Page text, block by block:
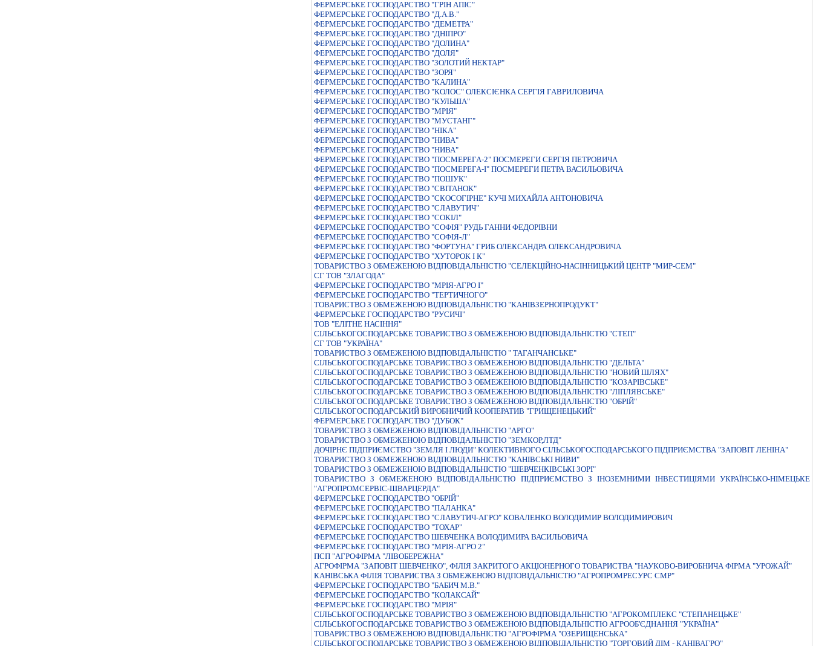
ФЕРМЕРСЬКЕ ГОСПОДАРСТВО "ГРIН АПIС"
ФЕРМЕРСЬКЕ ГОСПОДАРСТВО "Д.А.В."
ФЕРМЕРСЬКЕ ГОСПОДАРСТВО "ДЕМЕТРА"
ФЕРМЕРСЬКЕ ГОСПОДАРСТВО "ДНIПРО"
ФЕРМЕРСЬКЕ ГОСПОДАРСТВО "ДОЛИНА"
ФЕРМЕРСЬКЕ ГОСПОДАРСТВО "ДОЛЯ"
ФЕРМЕРСЬКЕ ГОСПОДАРСТВО "ЗОЛОТИЙ НЕКТАР"
ФЕРМЕРСЬКЕ ГОСПОДАРСТВО "ЗОРЯ"
ФЕРМЕРСЬКЕ ГОСПОДАРСТВО "КАЛИНА"
ФЕРМЕРСЬКЕ ГОСПОДАРСТВО "КОЛОС" ОЛЕКСIЄНКА СЕРГIЯ ГАВРИЛОВИЧА
ФЕРМЕРСЬКЕ ГОСПОДАРСТВО "КУЛЬША"
ФЕРМЕРСЬКЕ ГОСПОДАРСТВО "МРIЯ"
ФЕРМЕРСЬКЕ ГОСПОДАРСТВО "МУСТАНГ"
ФЕРМЕРСЬКЕ ГОСПОДАРСТВО "НIКА"
ФЕРМЕРСЬКЕ ГОСПОДАРСТВО "НИВА"
ФЕРМЕРСЬКЕ ГОСПОДАРСТВО "НИВА"
ФЕРМЕРСЬКЕ ГОСПОДАРСТВО "ПОСМЕРЕГА-2" ПОСМЕРЕГИ СЕРГIЯ ПЕТРОВИЧА
ФЕРМЕРСЬКЕ ГОСПОДАРСТВО "ПОСМЕРЕГА-I" ПОСМЕРЕГИ ПЕТРА ВАСИЛЬОВИЧА
ФЕРМЕРСЬКЕ ГОСПОДАРСТВО "ПОШУК"
ФЕРМЕРСЬКЕ ГОСПОДАРСТВО "СВIТАНОК"
ФЕРМЕРСЬКЕ ГОСПОДАРСТВО "СКОСОГIРНЕ" КУЧI МИХАЙЛА АНТОНОВИЧА
ФЕРМЕРСЬКЕ ГОСПОДАРСТВО "СЛАВУТИЧ"
ФЕРМЕРСЬКЕ ГОСПОДАРСТВО "СОКІЛ"
ФЕРМЕРСЬКЕ ГОСПОДАРСТВО "СОФIЯ" РУДЬ ГАННИ ФЕДОРIВНИ
ФЕРМЕРСЬКЕ ГОСПОДАРСТВО "СОФIЯ-Л"
ФЕРМЕРСЬКЕ ГОСПОДАРСТВО "ФОРТУНА" ГРИБ ОЛЕКСАНДРА ОЛЕКСАНДРОВИЧА
ФЕРМЕРСЬКЕ ГОСПОДАРСТВО "ХУТОРОК І К"
ТОВАРИСТВО З ОБМЕЖЕНОЮ ВІДПОВІДАЛЬНІСТЮ "СЕЛЕКЦІЙНО-НАСІННИЦЬКИЙ ЦЕНТР "МИР-СЕМ"
СГ ТОВ "ЗЛАГОДА"
ФЕРМЕРСЬКЕ ГОСПОДАРСТВО "МРIЯ-АГРО I"
ФЕРМЕРСЬКЕ ГОСПОДАРСТВО "ТЕРТИЧНОГО"
ТОВАРИСТВО З ОБМЕЖЕНОЮ ВIДПОВIДАЛЬНIСТЮ "КАНIВЗЕРНОПРОДУКТ"
ФЕРМЕРСЬКЕ ГОСПОДАРСТВО "РУСИЧI"
ТОВ "ЕЛІТНЕ НАСІННЯ"
СIЛЬСЬКОГОСПОДАРСЬКЕ ТОВАРИСТВО З ОБМЕЖЕНОЮ ВIДПОВIДАЛЬНIСТЮ "СТЕП"
СГ ТОВ "УКРАЇНА"
ТОВАРИСТВО З ОБМЕЖЕНОЮ ВIДПОВIДАЛЬНIСТЮ " ТАГАНЧАНСЬКЕ"
СIЛЬСЬКОГОСПОДАРСЬКЕ ТОВАРИСТВО З ОБМЕЖЕНОЮ ВIДПОВIДАЛЬНIСТЮ "ДЕЛЬТА"
СIЛЬСЬКОГОСПОДАРСЬКЕ ТОВАРИСТВО З ОБМЕЖЕНОЮ ВIДПОВIДАЛЬНIСТЮ "НОВИЙ ШЛЯХ"
СІЛЬСЬКОГОСПОДАРСЬКЕ ТОВАРИСТВО З ОБМЕЖЕНОЮ ВІДПОВІДАЛЬНІСТЮ "КОЗАРІВСЬКЕ"
СІЛЬСЬКОГОСПОДАРСЬКЕ ТОВАРИСТВО З ОБМЕЖЕНОЮ ВІДПОВІДАЛЬНІСТЮ "ЛІПЛЯВСЬКЕ"
СІЛЬСЬКОГОСПОДАРСЬКЕ ТОВАРИСТВО З ОБМЕЖЕНОЮ ВІДПОВІДАЛЬНІСТЮ "ОБРІЙ"
СIЛЬСЬКОГОСПОДАРСЬКИЙ ВИРОБНИЧИЙ КООПЕРАТИВ "ГРИЩЕНЕЦЬКИЙ"
ФЕРМЕРСЬКЕ ГОСПОДАРСТВО "ДУБОК"
ТОВАРИСТВО З ОБМЕЖЕНОЮ ВIДПОВIДАЛЬНIСТЮ "АРГО"
ТОВАРИСТВО З ОБМЕЖЕНОЮ ВIДПОВIДАЛЬНIСТЮ "ЗЕМКОР,ЛТД"
ДОЧІРНЄ ПІДПРИЄМСТВО "ЗЕМЛЯ І ЛЮДИ" КОЛЕКТИВНОГО СІЛЬСЬКОГОСПОДАРСЬКОГО ПІДПРИЄМСТВА "ЗАПОВІТ ЛЕНІНА"
ТОВАРИСТВО З ОБМЕЖЕНОЮ ВIДПОВIДАЛЬНIСТЮ "КАНIВСЬКI НИВИ"
ТОВАРИСТВО З ОБМЕЖЕНОЮ ВIДПОВIДАЛЬНIСТЮ "ШЕВЧЕНКIВСЬКI ЗОРI"
ТОВАРИСТВО З ОБМЕЖЕНОЮ ВIДПОВIДАЛЬНIСТЮ ПIДПРИЄМСТВО З IНОЗЕМНИМИ IНВЕСТИЦIЯМИ УКРАЇНСЬКО-НIМЕЦЬКЕ
"АГРОПРОМСЕРВIС-ШВАРЦЕРДА"
ФЕРМЕРСЬКЕ ГОСПОДАРСТВО "ОБРIЙ"
ФЕРМЕРСЬКЕ ГОСПОДАРСТВО "ПАЛАНКА"
ФЕРМЕРСЬКЕ ГОСПОДАРСТВО "СЛАВУТИЧ-АГРО" КОВАЛЕНКО ВОЛОДИМИР ВОЛОДИМИРОВИЧ
ФЕРМЕРСЬКЕ ГОСПОДАРСТВО "ТОХАР"
ФЕРМЕРСЬКЕ ГОСПОДАРСТВО ШЕВЧЕНКА ВОЛОДИМИРА ВАСИЛЬОВИЧА
ФЕРМЕРСЬКЕ ГОСПОДАРСТВО "МРIЯ-АГРО 2"
ПСП "АГРОФІРМА "ЛІВОБЕРЕЖНА"
АГРОФIРМА "ЗАПОВIТ ШЕВЧЕНКО", ФIЛIЯ ЗАКРИТОГО АКЦIОНЕРНОГО ТОВАРИСТВА "НАУКОВО-ВИРОБНИЧА ФIРМА "УРОЖАЙ"
КАНIВСЬКА ФIЛIЯ ТОВАРИСТВА З ОБМЕЖЕНОЮ ВIДПОВIДАЛЬНIСТЮ "АГРОПРОМРЕСУРС СМР"
ФЕРМЕРСЬКЕ ГОСПОДАРСТВО "БАБИЧ М.В."
ФЕРМЕРСЬКЕ ГОСПОДАРСТВО "КОЛАКСАЙ"
ФЕРМЕРСЬКЕ ГОСПОДАРСТВО "МРIЯ"
СIЛЬСЬКОГОСПОДАРСЬКЕ ТОВАРИСТВО З ОБМЕЖЕНОЮ ВIДПОВIДАЛЬНIСТЮ "АГРОКОМПЛЕКС "СТЕПАНЕЦЬКЕ"
СІЛЬСЬКОГОСПОДАРСЬКЕ ТОВАРИСТВО З ОБМЕЖЕНОЮ ВІДПОВІДАЛЬНІСТЮ АГРООБ'ЄДНАННЯ "УКРАЇНА"
ТОВАРИСТВО З ОБМЕЖЕНОЮ ВIДПОВIДАЛЬНIСТЮ "АГРОФIРМА "ОЗЕРИЩЕНСЬКА"
СIЛЬСЬКОГОСПОДАРСЬКЕ ТОВАРИСТВО З ОБМЕЖЕНОЮ ВIДПОВIДАЛЬНIСТЮ "ТОРГОВИЙ ДIМ - КАНIВАГРО"